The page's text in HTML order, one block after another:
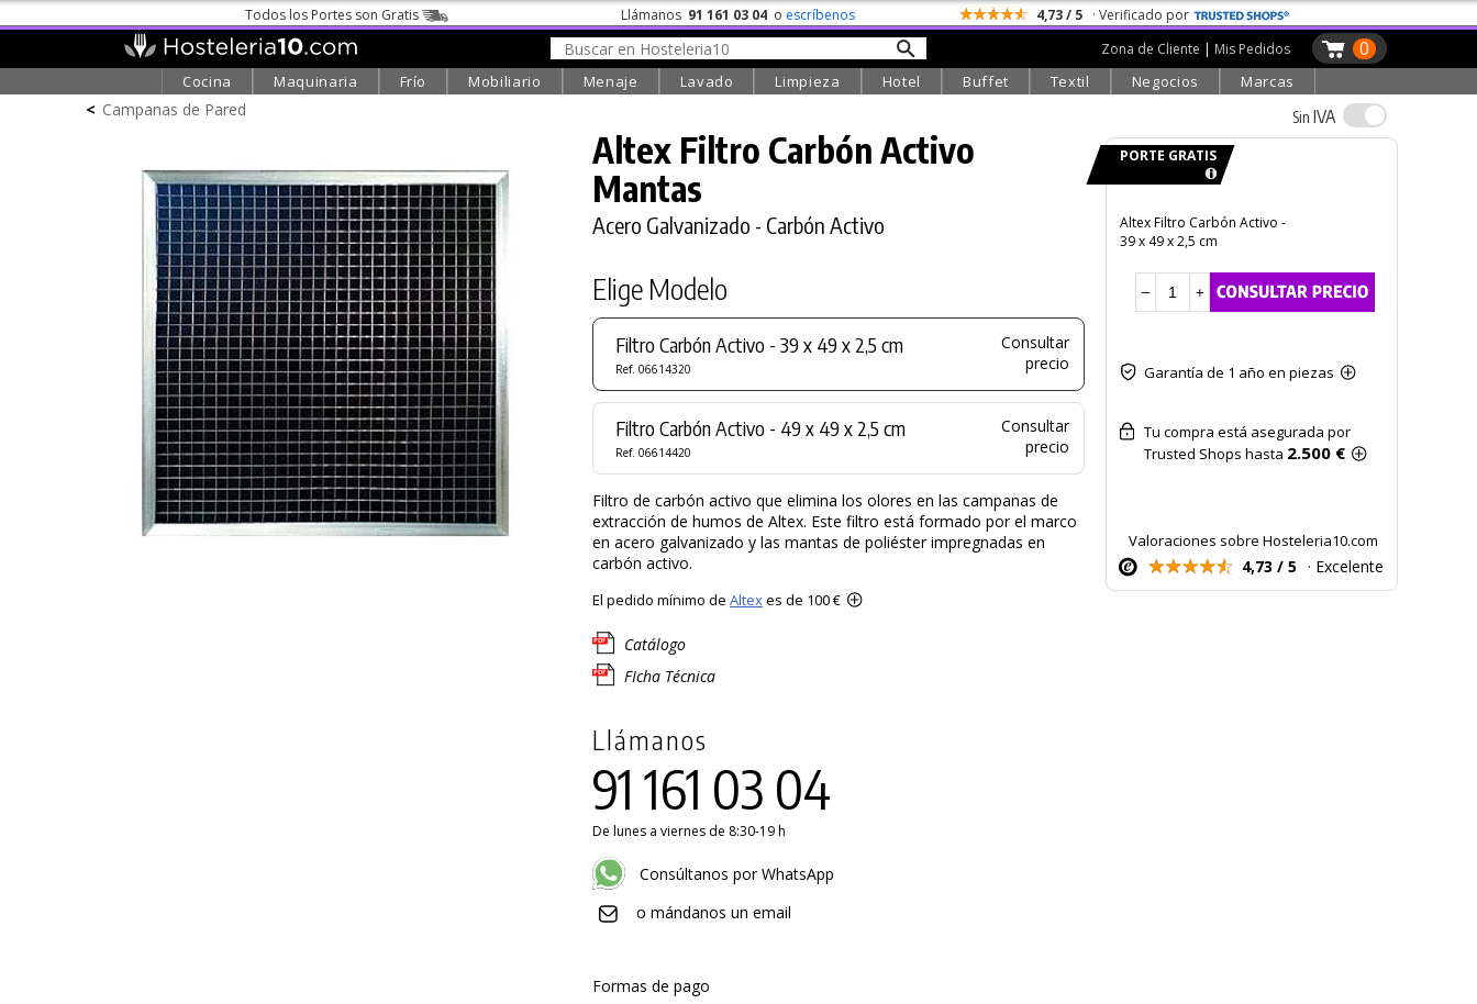
Todos los Portes son Gratis Llámanos 91 161 03 04 o escríbenos 4,73 / 5 · Verificado por
0
Zona de Cliente | Mis Pedidos
Cocina Maquinaria Frío Mobiliario Menaje Lavado Limpieza Hotel Buffet Textil Negocios Marcas
< Campanas de Pared
Altex Filtro Carbón Activo
Mantas
Acero Galvanizado - Carbón Activo
Elige Modelo
Filtro Carbón Activo - 39 x 49 x 2,5 cm
Ref. 06614320
Consultar
precio
Filtro Carbón Activo - 49 x 49 x 2,5 cm
Ref. 06614420
Consultar
precio
Filtro de carbón activo que elimina los olores en las campanas de
extracción de humos de Altex. Este filtro está formado por el marco
en acero galvanizado y las mantas de poliéster impregnadas en
carbón activo.
El pedido mínimo de Altexes de 100 €
Catálogo
FIcha Técnica
Llámanos
91 161 03 04
De lunes a viernes de 8:30-19 h
Consúltanos por WhatsApp
o mándanos un email
Formas de pago
Sin IVA
PORTE GRATIS
Altex Filtro Carbón Activo -
39 x 49 x 2,5 cm
– +
Garantía de 1 año en piezas
Tu compra está asegurada por
Trusted Shops hasta 2.500 €
Valoraciones sobre Hosteleria10.com
4,73 / 5 · Excelente